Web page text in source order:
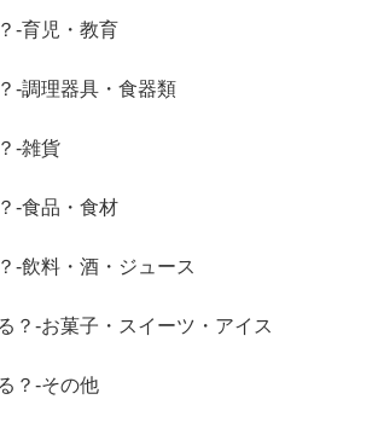
-育児・教育
-調理器具・食器類
-雑貨
-食品・食材
-飲料・酒・ジュース
？-お菓子・スイーツ・アイス
？-その他